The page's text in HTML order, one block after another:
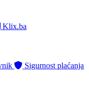
Klix.ba
Sigurnost plaćanja